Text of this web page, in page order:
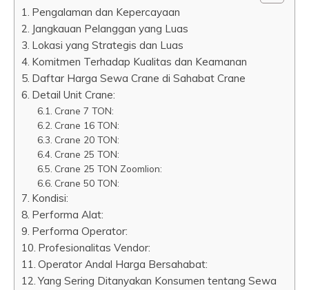
Pengalaman dan Kepercayaan
Jangkauan Pelanggan yang Luas
Lokasi yang Strategis dan Luas
Komitmen Terhadap Kualitas dan Keamanan
Daftar Harga Sewa Crane di Sahabat Crane
Detail Unit Crane:
Crane 7 TON:
Crane 16 TON:
Crane 20 TON:
Crane 25 TON:
Crane 25 TON Zoomlion:
Crane 50 TON:
Kondisi:
Performa Alat:
Performa Operator:
Profesionalitas Vendor:
Operator Andal Harga Bersahabat:
Yang Sering Ditanyakan Konsumen tentang Sewa